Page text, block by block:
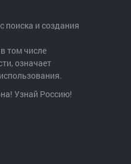
поиска и создания
том числе
означает
Узнай Россию!